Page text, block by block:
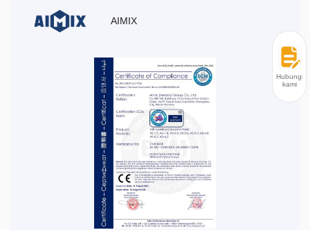
AIMIX
Hubungi
kami